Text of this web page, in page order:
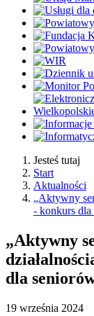
Jesteś tutaj
Start
Aktualności
„Aktywny
- konkurs dla
„Aktywny
dla
19 września 2024